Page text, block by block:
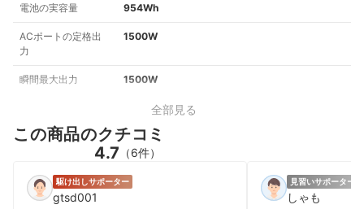
電池の実容量 954Wh
ACポートの定格出
力
1500W
瞬間最大出力 1500W
全部見る
この商品のクチコミ
4.7 （6件）
駆け出しサポーター
gtsd001
見習いサポーター
しゃも